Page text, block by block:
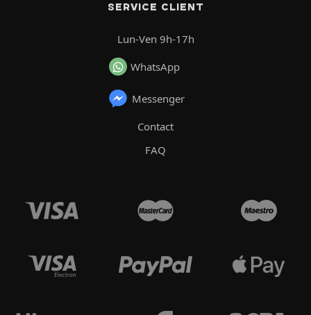
SERVICE CLIENT
Lun-Ven 9h-17h
WhatsApp
Messenger
Contact
FAQ